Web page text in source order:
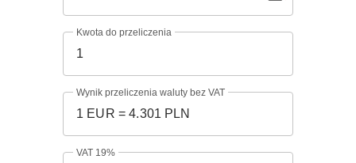
Kwota do przeliczenia
Wynik przeliczenia waluty bez VAT
VAT 19%